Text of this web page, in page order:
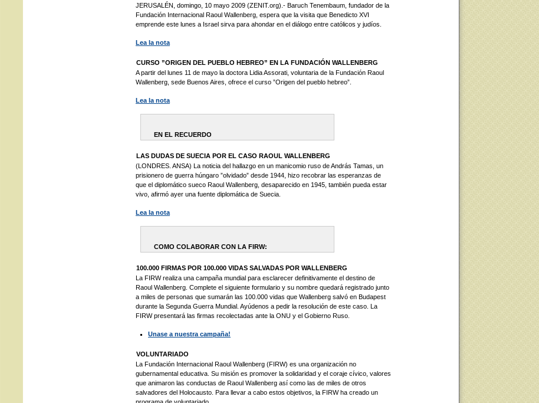
JERUSALÉN, domingo, 10 mayo 2009 (ZENIT.org).- Baruch Tenembaum, fundador de la
Fundación Internacional Raoul Wallenberg, espera que la visita que Benedicto XVI
emprende este lunes a Israel sirva para ahondar en el diálogo entre católicos y judíos.
Lea la nota
CURSO ”ORIGEN DEL PUEBLO HEBREO” EN LA FUNDACIÓN WALLENBERG
A partir del lunes 11 de mayo la doctora Lidia Assorati, voluntaria de la Fundación Raoul
Wallenberg, sede Buenos Aires, ofrece el curso ”Origen del pueblo hebreo”.
Lea la nota
EN EL RECUERDO
LAS DUDAS DE SUECIA POR EL CASO RAOUL WALLENBERG
(LONDRES. ANSA) La noticia del hallazgo en un manicomio ruso de András Tamas, un
prisionero de guerra húngaro ”olvidado” desde 1944, hizo recobrar las esperanzas de
que el diplomático sueco Raoul Wallenberg, desaparecido en 1945, también pueda estar
vivo, afirmó ayer una fuente diplomática de Suecia.
Lea la nota
COMO COLABORAR CON LA FIRW:
100.000 FIRMAS POR 100.000 VIDAS SALVADAS POR WALLENBERG
La FIRW realiza una campaña mundial para esclarecer definitivamente el destino de
Raoul Wallenberg. Complete el siguiente formulario y su nombre quedará registrado junto
a miles de personas que sumarán las 100.000 vidas que Wallenberg salvó en Budapest
durante la Segunda Guerra Mundial. Ayúdenos a pedir la resolución de este caso. La
FIRW presentará las firmas recolectadas ante la ONU y el Gobierno Ruso.
Unase a nuestra campaña!
VOLUNTARIADO
La Fundación Internacional Raoul Wallenberg (FIRW) es una organización no
gubernamental educativa. Su misión es promover la solidaridad y el coraje cívico, valores
que animaron las conductas de Raoul Wallenberg así como las de miles de otros
salvadores del Holocausto. Para llevar a cabo estos objetivos, la FIRW ha creado un